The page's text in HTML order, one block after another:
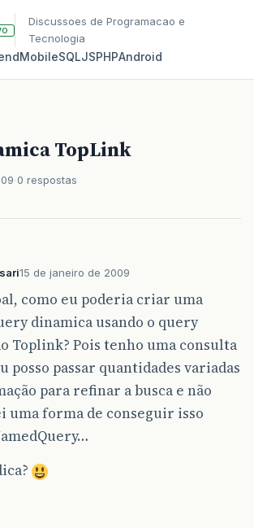
Discussoes de Programacao e
Tecnologia
MobileSQLJSPHPAndroid
TopLink
0 respostas
15 de janeiro de 2009
como eu poderia criar uma
dinamica usando o query
Toplink? Pois tenho uma consulta
posso passar quantidades variadas
para refinar a busca e não
uma forma de conseguir isso